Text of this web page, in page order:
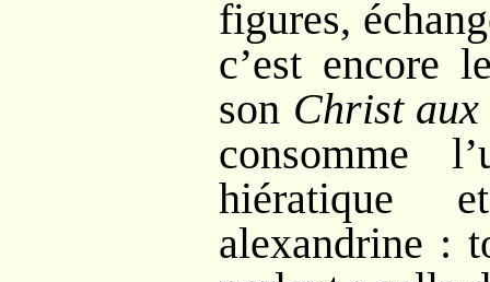
figures,
c’est encore
son Christ
consomme
hiératique
alexandrine :